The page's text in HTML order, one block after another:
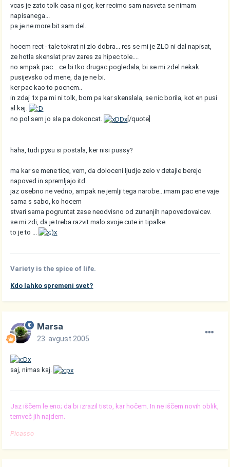
vcas je zato tolk casa ni gor, ker recimo sam nasveta se nimam
napisanega...
pa je ne more bit sam del.
hocem rect - tale tokrat ni zlo dobra... res se mi je ZLO ni dal napisat,
ze hotla skenslat prav zares za hipec tole....
no ampak pac... ce bi tko drugac pogledala, bi se mi zdel nekak
pusijevsko od mene, da je ne bi.
ker pac kao to pocnem..
in zdaj 1x pa mi ni tolk, bom pa kar skenslala, se nic borila, kot en pusi
al kaj.
no pol sem jo sla pa dokoncat.
[/quote]
haha, tudi pysu si postala, ker nisi pussy?
ma kar se mene tice, vem, da doloceni ljudje zelo v detajle berejo
napoved in spremljajo itd.
jaz osebno ne vedno, ampak ne jemlji tega narobe...imam pac ene vaje
sama s sabo, ko hocem
stvari sama pogruntat zase neodvisno od zunanjih napovedovalcev.
se mi zdi, da je treba razvit malo svoje cute in tipalke.
to je to ...
Variety is the spice of life.
Kdo lahko spremeni svet?
Marsa
23. avgust 2005
saj, nimas kaj.
Jaz iščem le eno; da bi izrazil tisto, kar hočem. In ne iščem novih oblik,
temveč jih najdem.
Picasso